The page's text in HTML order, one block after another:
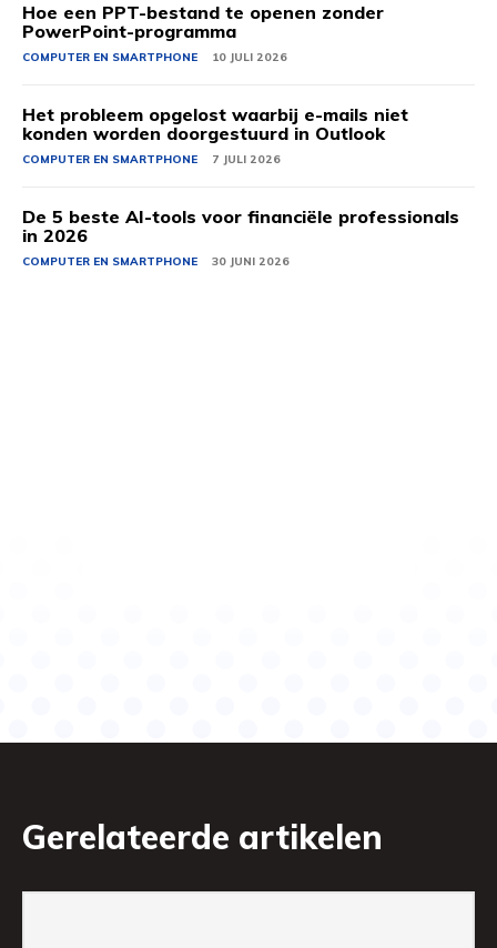
Hoe een PPT-bestand te openen zonder
PowerPoint-programma
COMPUTER EN SMARTPHONE 10 JULI 2026
Het probleem opgelost waarbij e-mails niet
konden worden doorgestuurd in Outlook
COMPUTER EN SMARTPHONE 7 JULI 2026
De 5 beste AI-tools voor financiële professionals
in 2026
COMPUTER EN SMARTPHONE 30 JUNI 2026
Gerelateerde artikelen